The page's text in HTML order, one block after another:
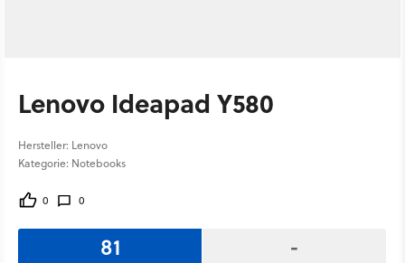
Lenovo Ideapad Y580
Hersteller: Lenovo
Kategorie: Notebooks
0 0
81 -